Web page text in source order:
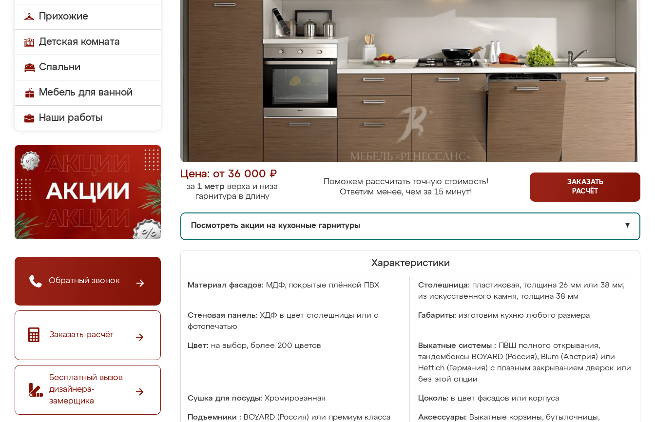
Прихожие
Детская комната
Спальни
Мебель для ванной
Наши работы
Обратный звонок
Заказать расчёт
Бесплатный вызов
дизайнера-
замерщика
Цена: от 36 000 ₽
за 1 метр верха и низа
гарнитура в длину
Поможем рассчитать точную стоимость!
Ответим менее, чем за 15 минут!
ЗАКАЗАТЬ
РАСЧЁТ
Посмотреть акции на кухонные гарнитуры ▼
Характеристики
Материал фасадов: МДФ, покрытые плёнкой ПВХ Столешница: пластиковая, толщина 26 мм или 38 мм;
из искусственного камня, толщина 38 мм
Стеновая панель: ХДФ в цвет столешницы или с
фотопечатью
Габариты: изготовим кухню любого размера
Цвет: на выбор, более 200 цветов Выкатные системы :
ПВШ полного открывания,
тандембоксы BOYARD (Россия), Blum (Австрия) или
Hettich (Германия) с плавным закрыванием дверок или
без этой опции
Сушка для посуды: Хромированная Цоколь: в цвет фасадов или корпуса
Подъемники : BOYARD (Россия) или премиум класса
Аксессуары: Выкатные корзины, бутылочницы,